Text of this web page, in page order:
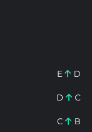
E D
D C
C B